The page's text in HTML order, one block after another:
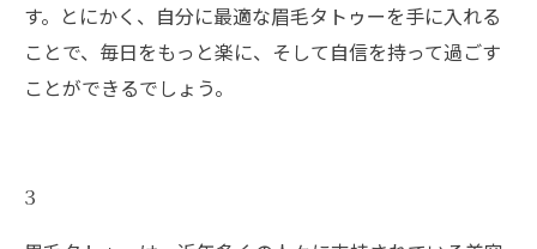
す。とにかく、自分に最適な眉毛タトゥーを手に入れる
ことで、毎日をもっと楽に、そして自信を持って過ごす
ことができるでしょう。
3